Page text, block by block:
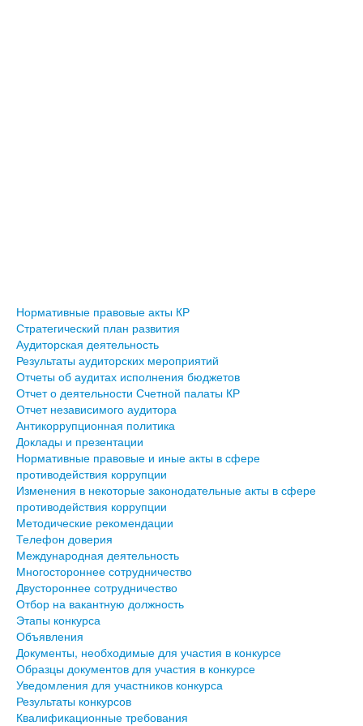
Нормативные правовые акты КР
Стратегический план развития
Аудиторская деятельность
Результаты аудиторских мероприятий
Отчеты об аудитах исполнения бюджетов
Отчет о деятельности Счетной палаты КР
Отчет независимого аудитора
Антикоррупционная политика
Доклады и презентации
Нормативные правовые и иные акты в сфере
противодействия коррупции
Изменения в некоторые законодательные акты в сфере
противодействия коррупции
Методические рекомендации
Телефон доверия
Международная деятельность
Многостороннее сотрудничество
Двустороннее сотрудничество
Отбор на вакантную должность
Этапы конкурса
Объявления
Документы, необходимые для участия в конкурсе
Образцы документов для участия в конкурсе
Уведомления для участников конкурса
Результаты конкурсов
Квалификационные требования